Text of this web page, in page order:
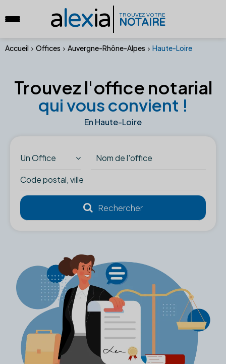
alexia TROUVEZ VOTRE
NOTAIRE
Accueil Offices Auvergne-Rhône-Alpes Haute-Loire
Trouvez l'office notarial
qui vous convient !
En Haute-Loire
Un Office